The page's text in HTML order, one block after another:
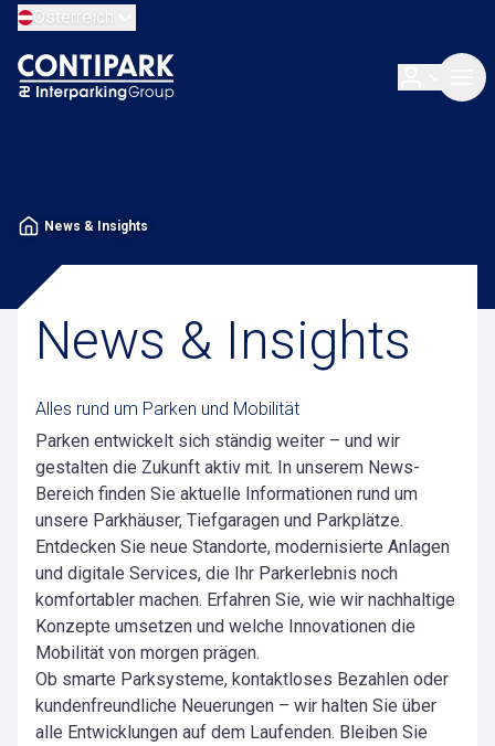
Österreich
News & Insights
News & Insights
Alles rund um Parken und Mobilität
Parken entwickelt sich ständig weiter – und wir
gestalten die Zukunft aktiv mit. In unserem News-
Bereich finden Sie aktuelle Informationen rund um
unsere Parkhäuser, Tiefgaragen und Parkplätze.
Entdecken Sie neue Standorte, modernisierte Anlagen
und digitale Services, die Ihr Parkerlebnis noch
komfortabler machen. Erfahren Sie, wie wir nachhaltige
Konzepte umsetzen und welche Innovationen die
Mobilität von morgen prägen.
Ob smarte Parksysteme, kontaktloses Bezahlen oder
kundenfreundliche Neuerungen – wir halten Sie über
alle Entwicklungen auf dem Laufenden. Bleiben Sie